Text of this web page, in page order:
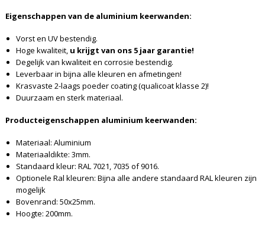
Eigenschappen van de aluminium keerwanden:
Vorst en UV bestendig.
Hoge kwaliteit, u krijgt van ons 5 jaar garantie!
Degelijk van kwaliteit en corrosie bestendig.
Leverbaar in bijna alle kleuren en afmetingen!
Krasvaste 2-laags poeder coating (qualicoat klasse 2)!
Duurzaam en sterk materiaal.
Producteigenschappen aluminium keerwanden:
Materiaal: Aluminium
Materiaaldikte: 3mm.
Standaard kleur: RAL 7021, 7035 of 9016.
Optionele Ral kleuren: Bijna alle andere standaard RAL kleuren zijn
mogelijk
Bovenrand: 50x25mm.
Hoogte: 200mm.